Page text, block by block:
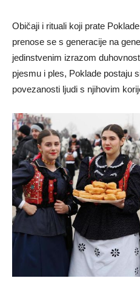
Običaji i rituali koji prate
prenose se s generacije na
jedinstvenim izrazom
pjesmu i ples, Poklade postaju
povezanosti ljudi s njihovim